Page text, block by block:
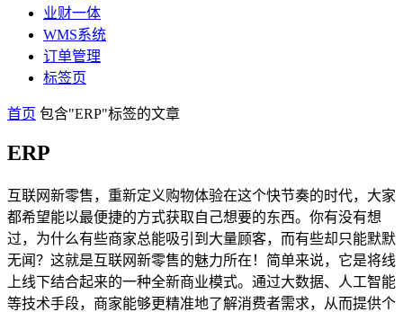
业财一体
WMS系统
订单管理
标签页
首页 包含"ERP"标签的文章
ERP
互联网新零售，重新定义购物体验在这个快节奏的时代，大家
都希望能以最便捷的方式获取自己想要的东西。你有没有想
过，为什么有些商家总能吸引到大量顾客，而有些却只能默默
无闻？这就是互联网新零售的魅力所在！简单来说，它是将线
上线下结合起来的一种全新商业模式。通过大数据、人工智能
等技术手段，商家能够更精准地了解消费者需求，从而提供个